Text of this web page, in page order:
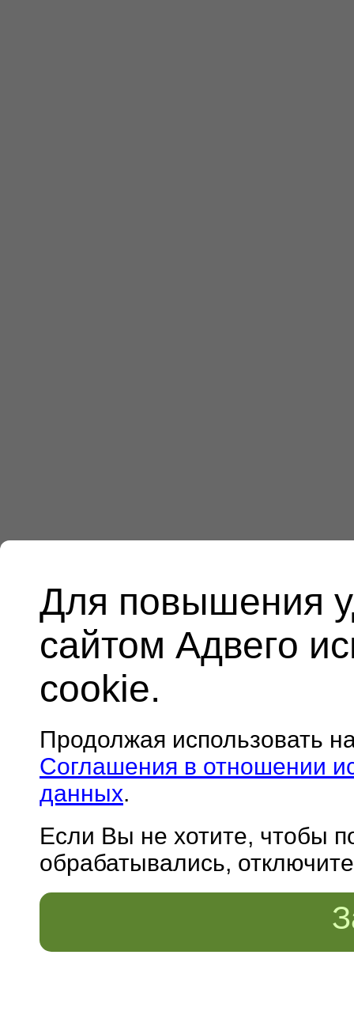
Для повышения
сайтом Адвего
cookie.
Продолжая использовать
Соглашения в отношении
данных.
Если Вы не хотите, чтобы
обрабатывались,